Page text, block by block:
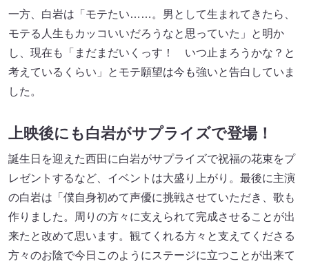
一方、白岩は「モテたい……。男として生まれてきたら、
モテる人生もカッコいいだろうなと思っていた」と明か
し、現在も「まだまだいくっす！ いつ止まろうかな？と
考えているくらい」とモテ願望は今も強いと告白していま
した。
上映後にも白岩がサプライズで登場！
誕生日を迎えた西田に白岩がサプライズで祝福の花束をプ
レゼントするなど、イベントは大盛り上がり。最後に主演
の白岩は「僕自身初めて声優に挑戦させていただき、歌も
作りました。周りの方々に支えられて完成させることが出
来たと改めて思います。観てくれる方々と支えてくださる
方々のお陰で今日このようにステージに立つことが出来て